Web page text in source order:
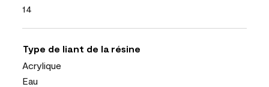
14
Type de liant de la résine
Acrylique
Eau